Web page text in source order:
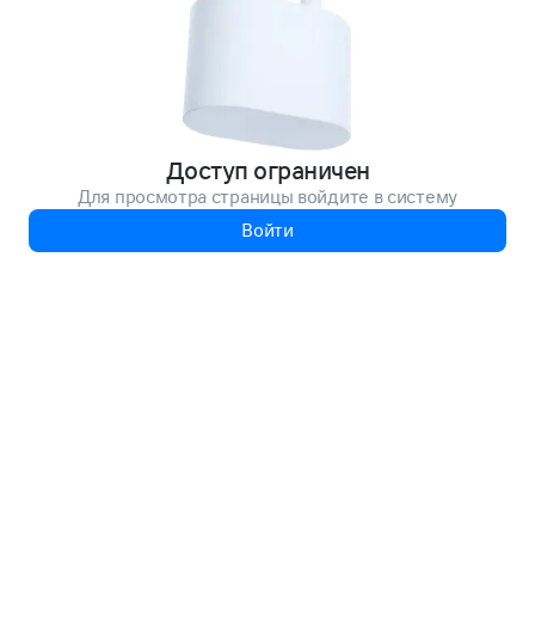
Доступ ограничен
Для просмотра страницы войдите в систему
Войти